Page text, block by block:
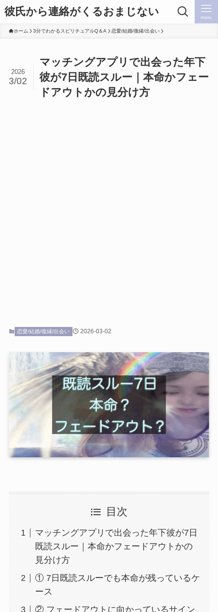
彼氏から連絡がくるおまじない menu
ホーム 3分でわかるスピリチュアルQ＆A 恋愛/結婚/復縁/出会い
マッチングアプリで出会った年下
彼が7日既読スルー｜本命かフェー
ドアウトかの見分け方
2026
3/02
恋愛/結婚/復縁/出会い 2026-03-02
目次
マッチングアプリで出会った年下彼が7日
既読スルー｜本命かフェードアウトかの
見分け方
① 7日既読スルーでも本命が残っているケ
ース
② フェードアウトに向かっているサイン